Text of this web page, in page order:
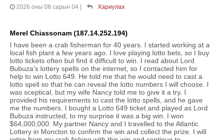
2026 оны 08 сарын 04 | Хариулах
Merel Chiassonam (187.14.252.194)
I have been a crab fisherman for 40 years. I started working at a
local fish plant a few years ago. I love playing lotto bets, so I buy
lotto tickets often but find it difficult to win. I read about Lord
Bubuza's lottery spells on the internet, so I contacted him for
help to win Lotto 649. He told me that he would need to cast a
lotto spell so that he can reveal the lotto numbers I will choose. I
was sceptical, but my wife Nancy told me to give it a try. I
provided his requirements to cast the lotto spells, and he gave
me the numbers. I bought a Lotto 649 ticket and played as Lord
Bubuza instructed, to my surprise it was a big win. I won
$64,000,000. My partner Nancy and I travelled to the Atlantic
Lottery in Moncton to confirm the win and collect the prize. I will